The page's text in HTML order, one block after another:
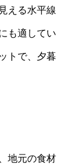
える水平線
も適してい
トで、夕暮
地元の食材